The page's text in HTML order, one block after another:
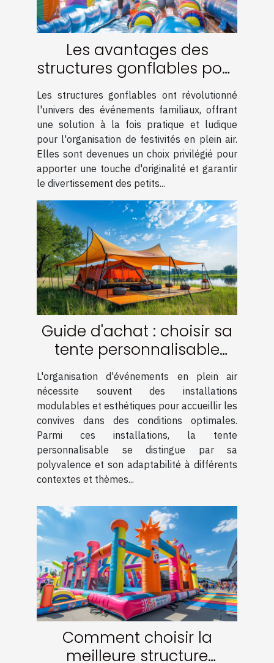
Les avantages des
structures gonflables pour
événements familiaux
Les structures gonflables ont révolutionné
l'univers des événements familiaux, offrant
une solution à la fois pratique et ludique
pour l'organisation de festivités en plein air.
Elles sont devenues un choix privilégié pour
apporter une touche d'originalité et garantir
le divertissement des petits...
Guide d'achat : choisir sa
tente personnalisable
pour événements
L'organisation d'événements en plein air
nécessite souvent des installations
modulables et esthétiques pour accueillir les
convives dans des conditions optimales.
Parmi ces installations, la tente
personnalisable se distingue par sa
polyvalence et son adaptabilité à différents
contextes et thèmes...
Comment choisir la
meilleure structure